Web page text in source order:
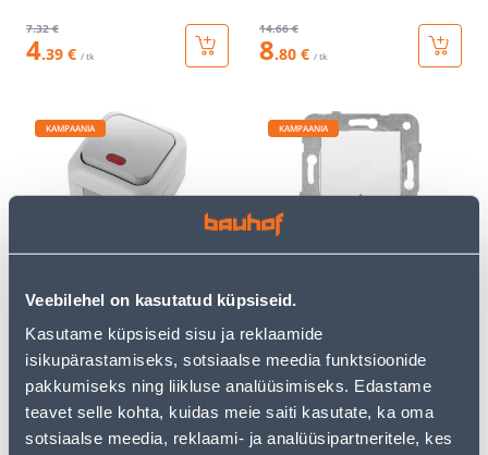
Veebilehel on kasutatud küpsiseid.
Kasutame küpsiseid sisu ja reklaamide
isikupärastamiseks, sotsiaalse meedia funktsioonide
pakkumiseks ning liikluse analüüsimiseks. Edastame
teavet selle kohta, kuidas meie saiti kasutate, ka oma
sotsiaalse meedia, reklaami- ja analüüsipartneritele, kes
7.32 €
4.39 € / tk
14.66 €
8.80 € / tk
KAMPAANIA
LÜLITI 1-NE NK.HALL
8 .39 €
5.03 €
KAMPAANIA
ÜHENE VEKSELLÜLITI VIKO
RAAMITA VALGE
3.72 €
2.23 €
KAMPAANIA KAMPAANIA